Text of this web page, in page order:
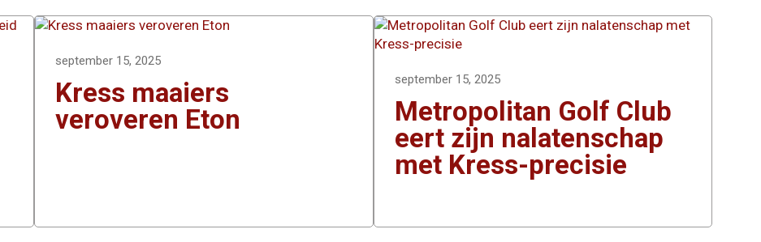
september 15, 2025
Kress maaiers
veroveren Eton
september 15, 2025
Metropolitan Golf Club
eert zijn nalatenschap
met Kress-precisie